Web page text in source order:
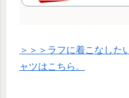
＞＞＞ラフに着こなした
ャツはこちら。